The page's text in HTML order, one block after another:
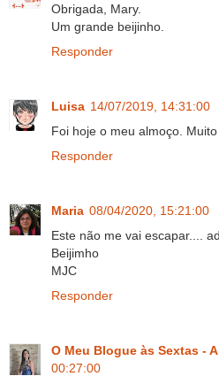
Obrigada, Mary.
Um grande beijinho.
Responder
Luisa 14/07/2019, 14:31:00
Foi hoje o meu almoço.
Responder
Maria 08/04/2020, 15:21:00
Este não me vai escapar....
Beijimho
MJC
Responder
O Meu Blogue às Sextas -
00:27:00